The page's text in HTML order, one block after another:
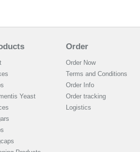
Yeast
Order
Order Now
Terms and Conditions
Order Info
Order tracking
Logistics